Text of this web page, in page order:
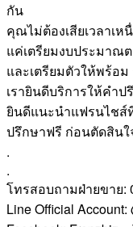
กัน
คุณไม่ต้องเสียเวลาเห
แค่เตรียมงบประมาณ
และเตรียมตัวให้พร้อ
เรายินดีบริการให้คำ
ยินดีแนะนำแฟรนไช
ปรึกษาฟรี ก่อนตัดสิน
.
.
โทรสอบถามฝ่ายขาย:
Line Official Account: